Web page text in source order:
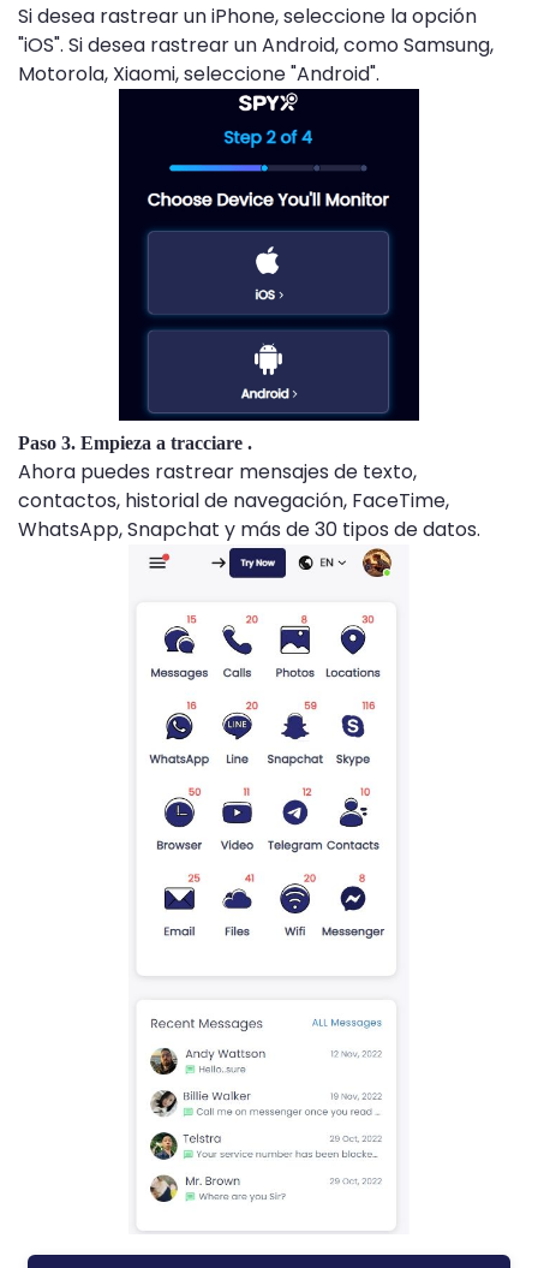
Si desea rastrear un iPhone, seleccione la opción
"iOS". Si desea rastrear un Android, como Samsung,
Motorola, Xiaomi, seleccione "Android".
Paso 3. Empieza a tracciare .
Ahora puedes rastrear mensajes de texto,
contactos, historial de navegación, FaceTime,
WhatsApp, Snapchat y más de 30 tipos de datos.